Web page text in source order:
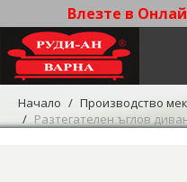
Влезте в
Начало Производство
Разтегателен ъглов